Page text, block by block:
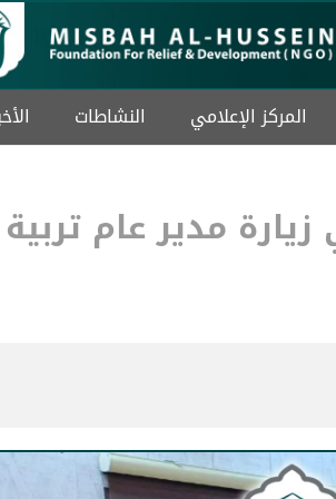
المركز الإعلامي النشاطات
مدير عام تربية